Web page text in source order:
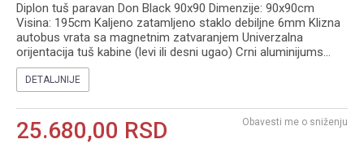
Diplon tuš paravan Don Black 90x90 Dimenzije: 90x90cm
Visina: 195cm Kaljeno zatamljeno staklo debiljne 6mm Klizna
autobus vrata sa magnetnim zatvaranjem Univerzalna
orijentacija tuš kabine (levi ili desni ugao) Crni aluminijums...
DETALJNIJE
25.680,00 RSD Obavesti me o sniženju